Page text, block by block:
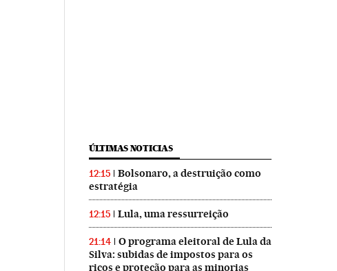
ÚLTIMAS NOTICIAS
12:15
Bolsonaro, a destruição como
estratégia
12:15 Lula, uma ressurreição
21:14
O programa eleitoral de Lula da
Silva: subidas de impostos para os
ricos e proteção para as minorias